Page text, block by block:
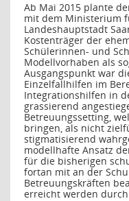
Ab Mai 2015 plante
mit dem Ministerium
Landeshauptstadt
Kostenträger der
Schülerinnen- und
Modellvorhaben als
Ausgangspunkt war
Einzelfallhilfen im
Integrationshilfen in
grassierend
Betreuungssetting,
bringen, als nicht
stigmatisierend
modellhafte Ansatz
für die bisherigen
fortan mit an der
Betreuungskräften
erreicht werden durch